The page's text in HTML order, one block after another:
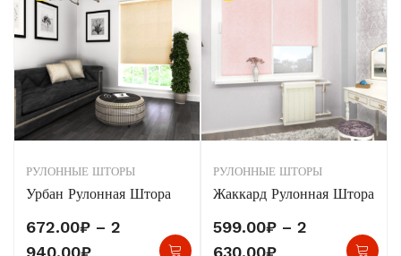
РУЛОННЫЕ ШТОРЫ
Урбан Рулонная Штора
672.00₽ – 2
940.00₽Диапазон
Этот
РУЛОННЫЕ ШТОРЫ
Жаккард Рулонная Штора
599.00₽ – 2
630.00₽Диапазон